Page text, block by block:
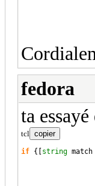
fedora
ta
tcl copier
if { [string match